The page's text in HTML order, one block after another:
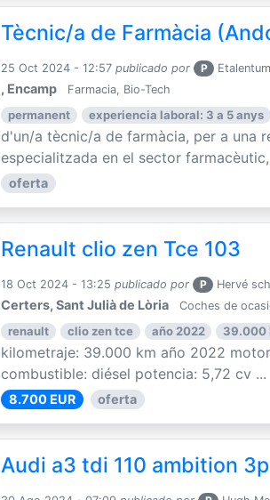
Tècnic/a de Farmàcia
25 Oct 2024 - 12:57 publicado por P
, Encamp Farmacia, Bio-Tech
permanent experiencia laboral: 3 a 5 anys
d'un/a tècnic/a de farmàcia, per a una
especialitzada en el sector
oferta
Renault clio zen Tce 103
18 Oct 2024 - 13:25 publicado por P Hervé
Certers, Sant Julià de Lòria Coches de
renault clio zen tce año 2022 39.000
kilometraje: 39.000 km año 2022
combustible: diésel potencia: 5,72 cv ...
8.700 EUR oferta
Audi a3 tdi 110 ambition